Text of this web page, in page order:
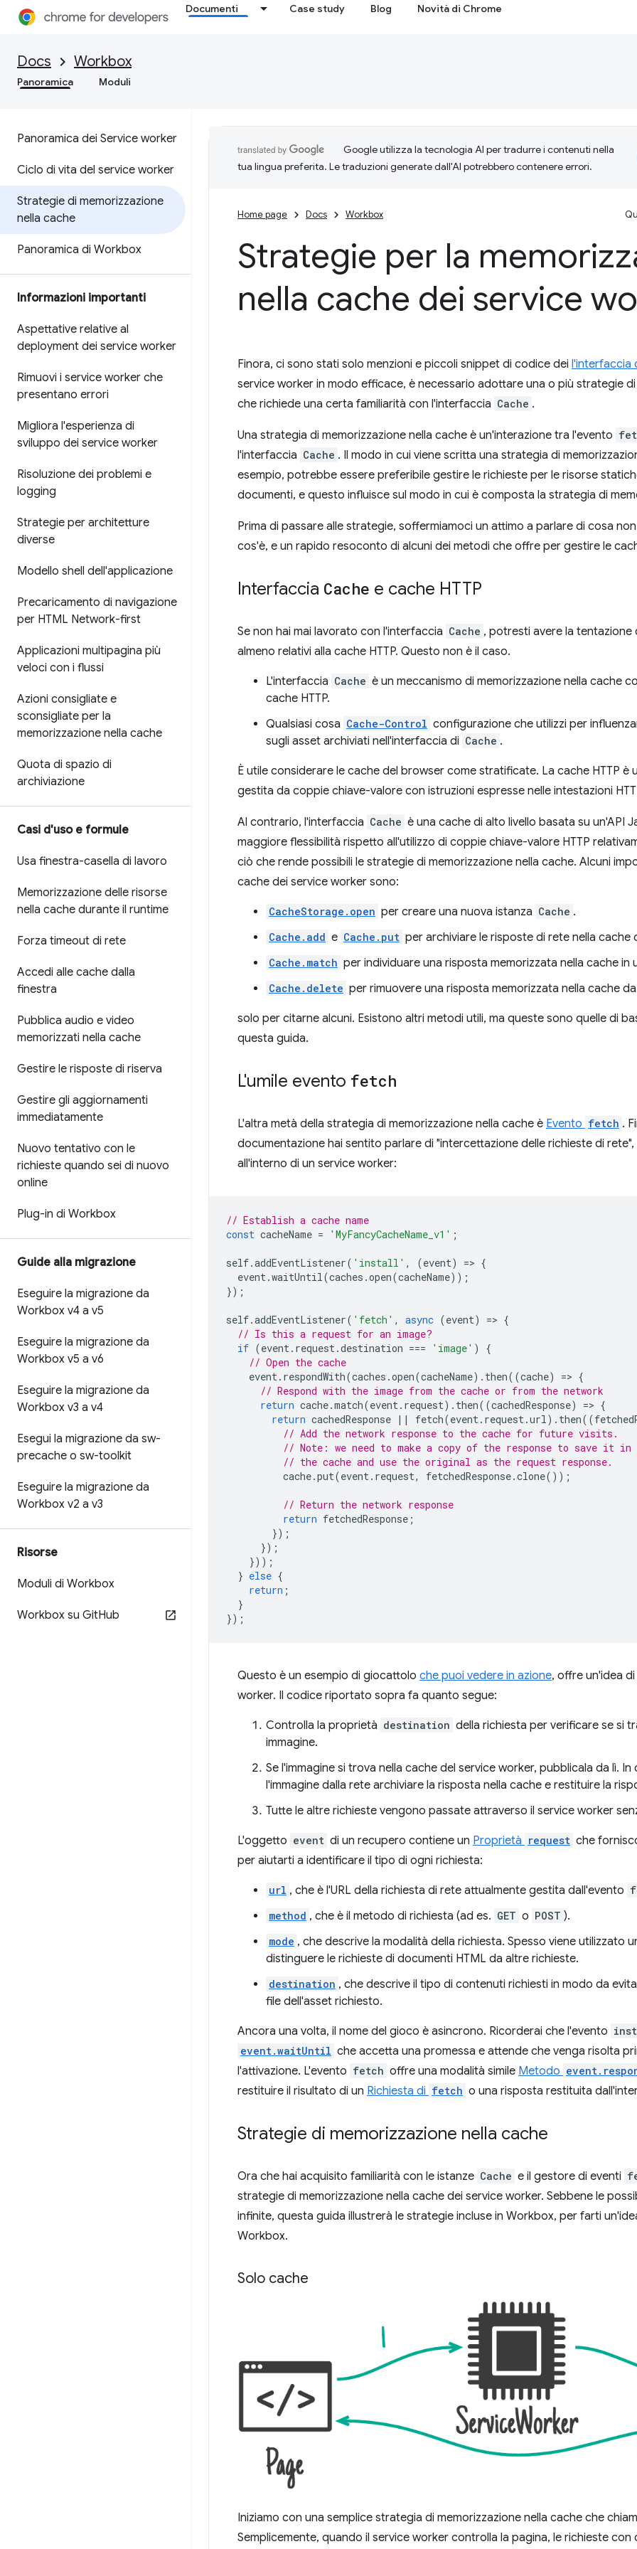
Documenti Case study Blog Novità di Chrome
Docs Workbox
Panoramica Moduli
Panoramica dei Service worker
Ciclo di vita del service worker
Strategie di memorizzazione
nella cache
Panoramica di Workbox
Informazioni importanti
Aspettative relative al
deployment dei service worker
Rimuovi i service worker che
presentano errori
Migliora l'esperienza di
sviluppo dei service worker
Risoluzione dei problemi e
logging
Strategie per architetture
diverse
Modello shell dell'applicazione
Precaricamento di navigazione
per HTML Network-first
Applicazioni multipagina più
veloci con i flussi
Azioni consigliate e
sconsigliate per la
memorizzazione nella cache
Quota di spazio di
archiviazione
Casi d'uso e formule
Usa finestra-casella di lavoro
Memorizzazione delle risorse
nella cache durante il runtime
Forza timeout di rete
Accedi alle cache dalla
finestra
Pubblica audio e video
memorizzati nella cache
Gestire le risposte di riserva
Gestire gli aggiornamenti
immediatamente
Nuovo tentativo con le
richieste quando sei di nuovo
online
Plug-in di Workbox
Guide alla migrazione
Eseguire la migrazione da
Workbox v4 a v5
Eseguire la migrazione da
Workbox v5 a v6
Eseguire la migrazione da
Workbox v3 a v4
Esegui la migrazione da sw-
precache o sw-toolkit
Eseguire la migrazione da
Workbox v2 a v3
Risorse
Moduli di Workbox
Workbox su GitHub
Google utilizza la tecnologia AI per tradurre i contenuti nella
tua lingua preferita. Le traduzioni generate dall'AI potrebbero contenere errori.
Home page Docs Workbox
Strategie per la
nella cache dei service
Finora, ci sono stati solo menzioni e piccoli snippet di codice dei l'interfaccia
service worker in modo efficace, è necessario adottare una o più strategie di
che richiede una certa familiarità con l'interfaccia Cache .
Una strategia di memorizzazione nella cache è un'interazione tra l'evento
l'interfaccia Cache . Il modo in cui viene scritta una strategia di
esempio, potrebbe essere preferibile gestire le richieste per le risorse
documenti, e questo influisce sul modo in cui è composta la strategia di
Prima di passare alle strategie, soffermiamoci un attimo a parlare di cosa
cos'è, e un rapido resoconto di alcuni dei metodi che offre per gestire le
Interfaccia Cache e cache HTTP
Se non hai mai lavorato con l'interfaccia Cache , potresti avere la tentazione
almeno relativi alla cache HTTP. Questo non è il caso.
L'interfaccia Cache è un meccanismo di memorizzazione nella cache
cache HTTP.
Qualsiasi cosa Cache-Control configurazione che utilizzi per
sugli asset archiviati nell'interfaccia di Cache .
È utile considerare le cache del browser come stratificate. La cache HTTP è
gestita da coppie chiave-valore con istruzioni espresse nelle intestazioni
Al contrario, l'interfaccia Cache è una cache di alto livello basata su un'API
maggiore flessibilità rispetto all'utilizzo di coppie chiave-valore HTTP
ciò che rende possibili le strategie di memorizzazione nella cache. Alcuni
cache dei service worker sono:
CacheStorage.open per creare una nuova istanza Cache .
Cache.add e Cache.put per archiviare le risposte di rete nella cache
Cache.match per individuare una risposta memorizzata nella cache in
Cache.delete per rimuovere una risposta memorizzata nella cache
solo per citarne alcuni. Esistono altri metodi utili, ma queste sono quelle di
questa guida.
L'umile evento fetch
L'altra metà della strategia di memorizzazione nella cache è Evento fetch .
documentazione hai sentito parlare di "intercettazione delle richieste di
all'interno di un service worker:
// Establish a cache name
const cacheName = 'MyFancyCacheName_v1' ;
self.addEventListener( 'install' , (event) => {
event.waitUntil(caches .open(cacheName));
});
self.addEventListener( 'fetch' , async (event) => {
// Is this a request for an image?
if (event. request.destination === 'image' )
{
// Open the cache
event. respondWith(caches .open(cacheName). then((cache) => {
// Respond with the image from the cache or from the network
return cache.match(event. request). then((cachedResponse) => {
return cachedResponse || fetch(event. request.url). then((
// Add the network response to the cache for future visits.
// Note: we need to make a copy of the response to save it in
// the cache and use the original as the request response.
cache.put(event. request, fetchedResponse.clone());
// Return the network response
return fetchedResponse ;
});
});
}));
} else {
return ;
}
});
Questo è un esempio di giocattolo che puoi vedere in azione, offre un'idea
worker. Il codice riportato sopra fa quanto segue:
Controlla la proprietà destination della richiesta per verificare se si
immagine.
Se l'immagine si trova nella cache del service worker, pubblicala da lì.
l'immagine dalla rete archiviare la risposta nella cache e restituire la
Tutte le altre richieste vengono passate attraverso il service worker
L'oggetto event di un recupero contiene un Proprietà request che
per aiutarti a identificare il tipo di ogni richiesta:
url , che è l'URL della richiesta di rete attualmente gestita dall'evento
method , che è il metodo di richiesta (ad es. GET o POST ).
mode , che descrive la modalità della richiesta. Spesso viene utilizzato
distinguere le richieste di documenti HTML da altre richieste.
destination , che descrive il tipo di contenuti richiesti in modo da
file dell'asset richiesto.
Ancora una volta, il nome del gioco è asincrono. Ricorderai che l'evento
event.waitUntil che accetta una promessa e attende che venga risolta
l'attivazione. L'evento fetch offre una modalità simile Metodo
restituire il risultato di un Richiesta di fetch o una risposta restituita
Strategie di memorizzazione nella cache
Ora che hai acquisito familiarità con le istanze Cache e il gestore di eventi
strategie di memorizzazione nella cache dei service worker. Sebbene le
infinite, questa guida illustrerà le strategie incluse in Workbox, per farti
Workbox.
Solo cache
Iniziamo con una semplice strategia di memorizzazione nella cache che
Semplicemente, quando il service worker controlla la pagina, le richieste